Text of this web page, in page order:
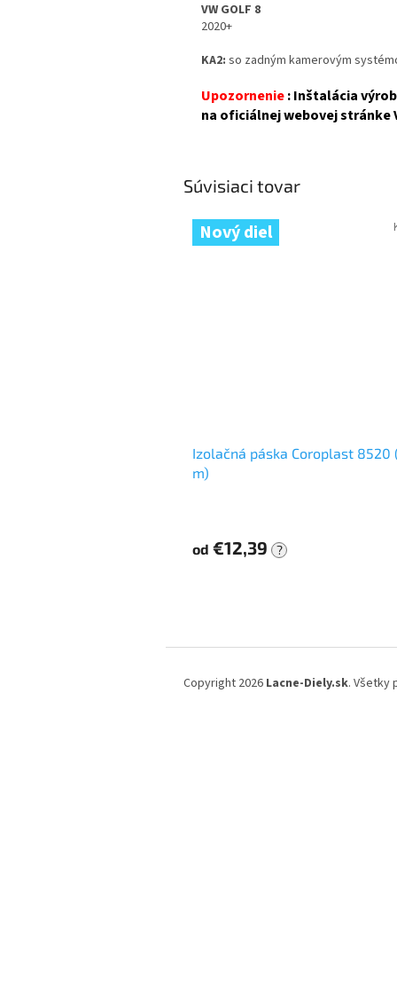
VW GOLF 8
2020+
KA2: so zadným kamerovým
Upozornenie: Inštalácia
na oficiálnej webovej stránke
Súvisiaci tovar
Nový diel
Izolačná páska Coroplast 8520
m)
od €12,39 ?
Copyright 2026 Lacne-Diely.sk. Všetky